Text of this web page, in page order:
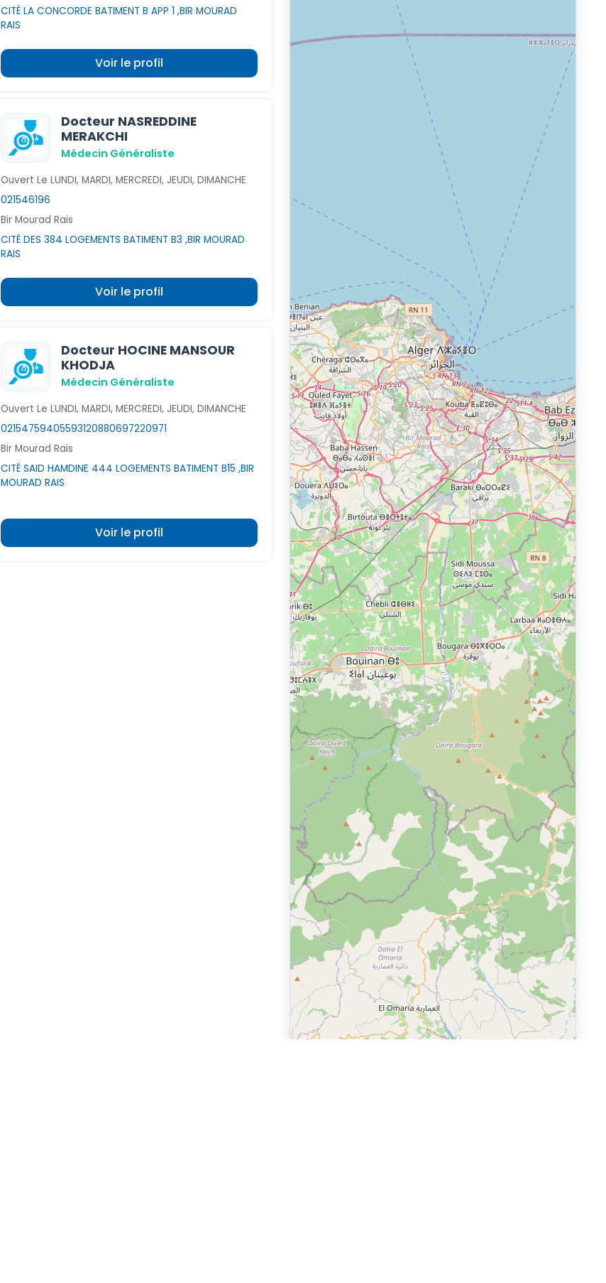
CITÉ LA CONCORDE BATIMENT B APP 1 ,BIR MOURAD
RAIS
Voir le profil
Docteur NASREDDINE
MERAKCHI
Médecin Généraliste
Ouvert Le LUNDI, MARDI, MERCREDI, JEUDI, DIMANCHE
021546196
Bir Mourad Rais
CITÉ DES 384 LOGEMENTS BATIMENT B3 ,BIR MOURAD
RAIS
Voir le profil
Docteur HOCINE MANSOUR
KHODJA
Médecin Généraliste
Ouvert Le LUNDI, MARDI, MERCREDI, JEUDI, DIMANCHE
02154759405593120880697220971
Bir Mourad Rais
CITÉ SAID HAMDINE 444 LOGEMENTS BATIMENT B15 ,BIR
MOURAD RAIS
Voir le profil